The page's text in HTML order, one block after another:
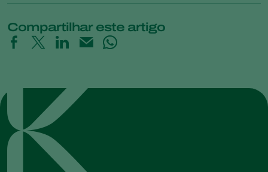
Compartilhar este artigo